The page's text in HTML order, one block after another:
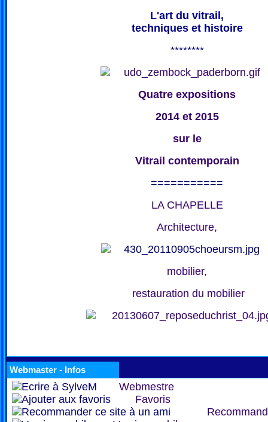
L'art du vitrail,
techniques et histoire
********
Quatre expositions
2014 et 2015
sur le
Vitrail contemporain
===========
LA CHAPELLE
Architecture,
mobilier,
restauration du mobilier
Webmaster - Infos
Webmestre
Favoris